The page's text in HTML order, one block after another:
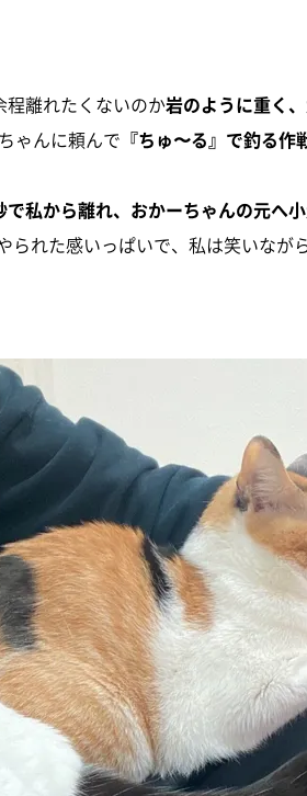
離れたくないのか岩のように重く
ゃんに頼んで 『ちゅ〜る』で釣る作
で私から離れ、おかーちゃんの元へ
られた感いっぱいで、私は笑いなが